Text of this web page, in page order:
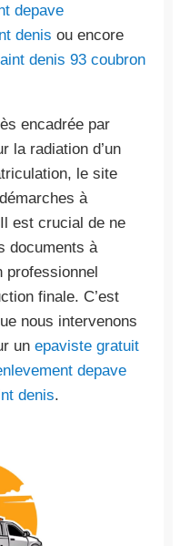
depave
denis ou encore
denis 93 coubron
encadrée par
la radiation d’un
le site
à
est crucial de ne
documents à
professionnel
finale. C’est
nous intervenons
un epaviste gratuit
depave
denis.